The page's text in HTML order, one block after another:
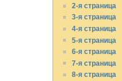
2-я страница
3-я страница
4-я страница
5-я страница
6-я страница
7-я страница
8-я страница